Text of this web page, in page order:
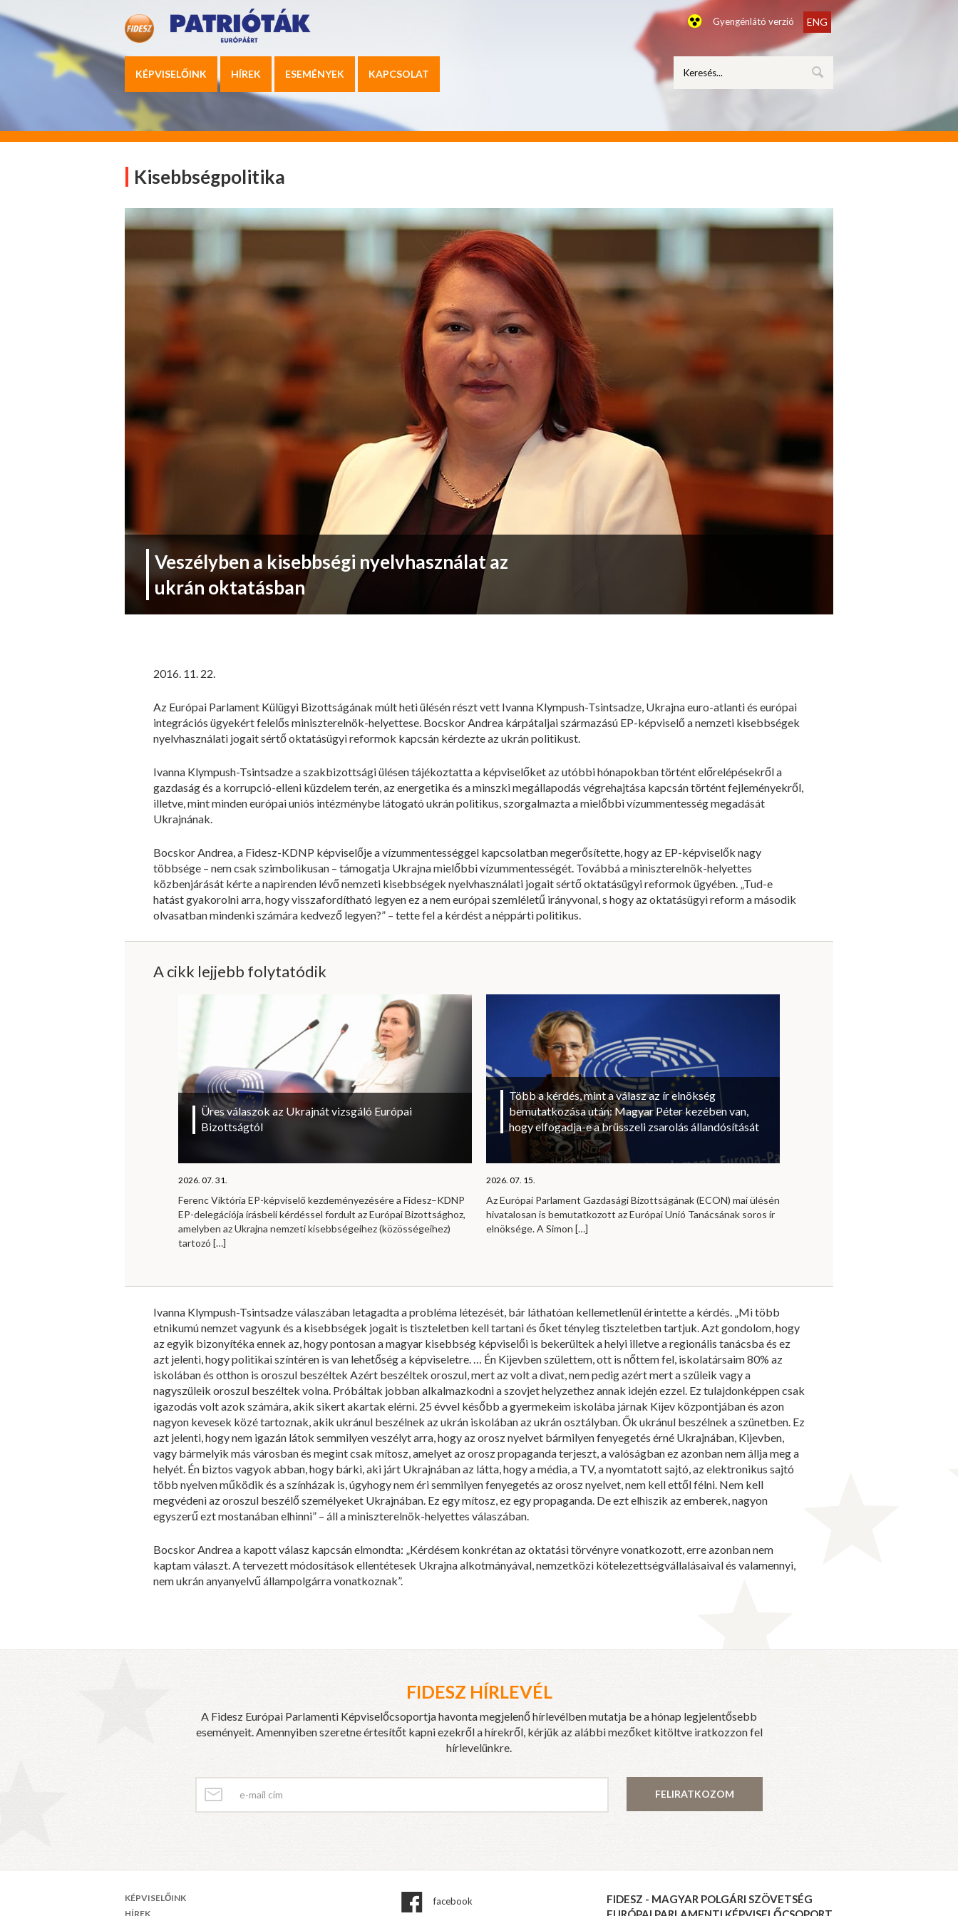
Gyengénlátó verzió ENG
KÉPVISELŐINK HÍREK ESEMÉNYEK KAPCSOLAT
Kisebbségpolitika
Veszélyben a kisebbségi nyelvhasználat az
ukrán oktatásban
2016. 11. 22.
Az Európai Parlament Külügyi Bizottságának múlt heti ülésén részt vett Ivanna Klympush-Tsintsadze, Ukrajna euro-atlanti és európai
integrációs ügyekért felelős miniszterelnök-helyettese. Bocskor Andrea kárpátaljai származású EP-képviselő a nemzeti kisebbségek
nyelvhasználati jogait sértő oktatásügyi reformok kapcsán kérdezte az ukrán politikust.
Ivanna Klympush-Tsintsadze a szakbizottsági ülésen tájékoztatta a képviselőket az utóbbi hónapokban történt előrelépésekről a
gazdaság és a korrupció-elleni küzdelem terén, az energetika és a minszki megállapodás végrehajtása kapcsán történt fejleményekről,
illetve, mint minden európai uniós intézménybe látogató ukrán politikus, szorgalmazta a mielőbbi vízummentesség megadását
Ukrajnának.
Bocskor Andrea, a Fidesz-KDNP képviselője a vízummentességgel kapcsolatban megerősítette, hogy az EP-képviselők nagy
többsége – nem csak szimbolikusan – támogatja Ukrajna mielőbbi vízummentességét. Továbbá a miniszterelnök-helyettes
közbenjárását kérte a napirenden lévő nemzeti kisebbségek nyelvhasználati jogait sértő oktatásügyi reformok ügyében. „Tud-e
hatást gyakorolni arra, hogy visszafordítható legyen ez a nem európai szemléletű irányvonal, s hogy az oktatásügyi reform a második
olvasatban mindenki számára kedvező legyen?” – tette fel a kérdést a néppárti politikus.
A cikk lejjebb folytatódik
Üres válaszok az Ukrajnát vizsgáló Európai
Bizottságtól
2026. 07. 31.
Ferenc Viktória EP-képviselő kezdeményezésére a Fidesz–KDNP
EP-delegációja írásbeli kérdéssel fordult az Európai Bizottsághoz,
amelyben az Ukrajna nemzeti kisebbségeihez (közösségeihez)
tartozó […]
Több a kérdés, mint a válasz az ír elnökség
bemutatkozása után: Magyar Péter kezében van,
hogy elfogadja-e a brüsszeli zsarolás állandósítását
2026. 07. 15.
Az Európai Parlament Gazdasági Bizottságának (ECON) mai ülésén
hivatalosan is bemutatkozott az Európai Unió Tanácsának soros ír
elnöksége. A Simon […]
Ivanna Klympush-Tsintsadze válaszában letagadta a probléma létezését, bár láthatóan kellemetlenül érintette a kérdés. „Mi több
etnikumú nemzet vagyunk és a kisebbségek jogait is tiszteletben kell tartani és őket tényleg tiszteletben tartjuk. Azt gondolom, hogy
az egyik bizonyítéka ennek az, hogy pontosan a magyar kisebbség képviselői is bekerültek a helyi illetve a regionális tanácsba és ez
azt jelenti, hogy politikai színtéren is van lehetőség a képviseletre. … Én Kijevben születtem, ott is nőttem fel, iskolatársaim 80% az
iskolában és otthon is oroszul beszéltek Azért beszéltek oroszul, mert az volt a divat, nem pedig azért mert a szüleik vagy a
nagyszüleik oroszul beszéltek volna. Próbáltak jobban alkalmazkodni a szovjet helyzethez annak idején ezzel. Ez tulajdonképpen csak
igazodás volt azok számára, akik sikert akartak elérni. 25 évvel később a gyermekeim iskolába járnak Kijev központjában és azon
nagyon kevesek közé tartoznak, akik ukránul beszélnek az ukrán iskolában az ukrán osztályban. Ők ukránul beszélnek a szünetben. Ez
azt jelenti, hogy nem igazán látok semmilyen veszélyt arra, hogy az orosz nyelvet bármilyen fenyegetés érné Ukrajnában, Kijevben,
vagy bármelyik más városban és megint csak mítosz, amelyet az orosz propaganda terjeszt, a valóságban ez azonban nem állja meg a
helyét. Én biztos vagyok abban, hogy bárki, aki járt Ukrajnában az látta, hogy a média, a TV, a nyomtatott sajtó, az elektronikus sajtó
több nyelven működik és a színházak is, úgyhogy nem éri semmilyen fenyegetés az orosz nyelvet, nem kell ettől félni. Nem kell
megvédeni az oroszul beszélő személyeket Ukrajnában. Ez egy mítosz, ez egy propaganda. De ezt elhiszik az emberek, nagyon
egyszerű ezt mostanában elhinni” – áll a miniszterelnök-helyettes válaszában.
Bocskor Andrea a kapott válasz kapcsán elmondta: „Kérdésem konkrétan az oktatási törvényre vonatkozott, erre azonban nem
kaptam választ. A tervezett módosítások ellentétesek Ukrajna alkotmányával, nemzetközi kötelezettségvállalásaival és valamennyi,
nem ukrán anyanyelvű állampolgárra vonatkoznak”.
FIDESZ HÍRLEVÉL
A Fidesz Európai Parlamenti Képviselőcsoportja havonta megjelenő hírlevélben mutatja be a hónap legjelentősebb
eseményeit. Amennyiben szeretne értesítőt kapni ezekről a hírekről, kérjük az alábbi mezőket kitöltve iratkozzon fel
hírlevelünkre.
FELIRATKOZOM
KÉPVISELŐINK
HÍREK
facebook
FIDESZ - MAGYAR POLGÁRI SZÖVETSÉG